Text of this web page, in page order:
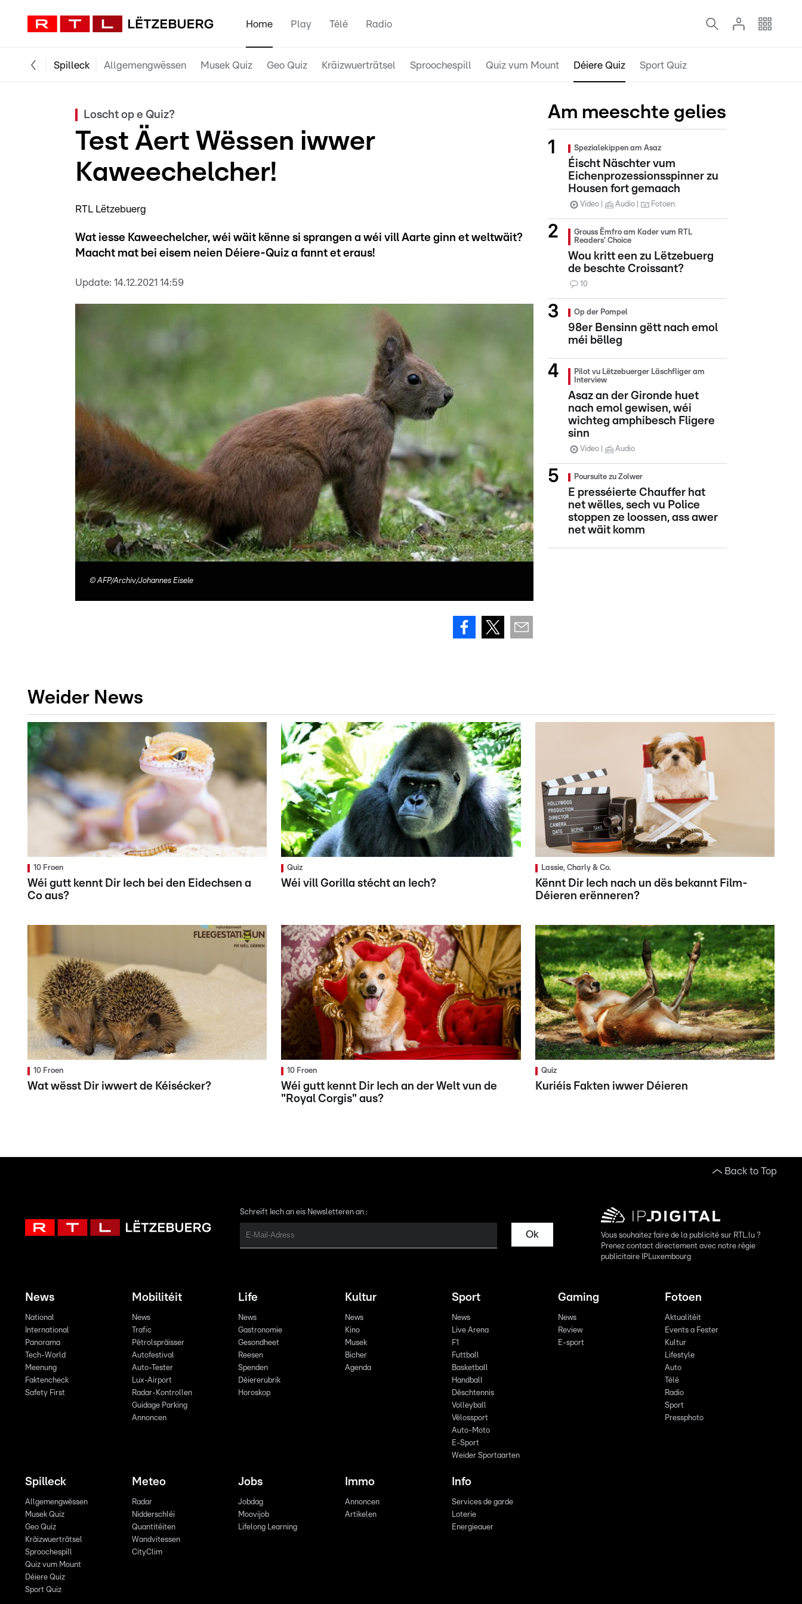
Home Play Télé Radio
Spilleck Allgemengwëssen Musek Quiz Geo Quiz Kräizwuerträtsel Sproochespill Quiz vum Mount Déiere Quiz Sport Quiz
Loscht op e Quiz?
Test Äert Wëssen iwwer
Kaweechelcher!
RTL Lëtzebuerg
Wat iesse Kaweechelcher, wéi wäit kënne si sprangen a wéi vill Aarte ginn et weltwäit?
Maacht mat bei eisem neien Déiere-Quiz a fannt et eraus!
Update: 14.12.2021 14:59
©AFP/Archiv/Johannes Eisele
Am meeschte gelies
Spezialekippen am Asaz
Éischt Näschter vum
Eichenprozessionsspinner zu
Housen fort gemaach
Video Audio Fotoen
Grouss Ëmfro am Kader vum RTL
Readers' Choice
Wou kritt een zu Lëtzebuerg
de beschte Croissant?
10
Op der Pompel
98er Bensinn gëtt nach emol
méi bëlleg
Pilot vu Lëtzebuerger Läschfliger am
Interview
Asaz an der Gironde huet
nach emol gewisen, wéi
wichteg amphibesch Fligere
sinn
Video Audio
Poursuite zu Zolwer
E presséierte Chauffer hat
net wëlles, sech vu Police
stoppen ze loossen, ass awer
net wäit komm
Weider News
10 Froen
Wéi gutt kennt Dir Iech bei den Eidechsen a
Co aus?
Quiz
Wéi vill Gorilla stécht an Iech?
Lassie, Charly & Co.
Kënnt Dir Iech nach un dës bekannt Film-
Déieren erënneren?
10 Froen
Wat wësst Dir iwwert de Kéisécker?
10 Froen
Wéi gutt kennt Dir Iech an der Welt vun de
"Royal Corgis" aus?
Quiz
Kuriéis Fakten iwwer Déieren
Back to Top
Schreift Iech an eis Newsletteren an :
Ok
Vous souhaitez faire de la publicité sur RTL.lu ?
Prenez contact directement avec notre régie
publicitaire IPLuxembourg
News
National
International
Panorama
Tech-World
Meenung
Faktencheck
Safety First
Mobilitéit
News
Trafic
Pëtrolspräisser
Autofestival
Auto-Tester
Lux-Airport
Radar-Kontrollen
Guidage Parking
Annoncen
Life
News
Gastronomie
Gesondheet
Reesen
Spenden
Déiererubrik
Horoskop
Kultur
News
Kino
Musek
Bicher
Agenda
Sport
News
Live Arena
F1
Futtball
Basketball
Handball
Dëschtennis
Volleyball
Vëlossport
Auto-Moto
E-Sport
Weider Sportaarten
Gaming
News
Review
E-sport
Fotoen
Aktualitéit
Events a Fester
Kultur
Lifestyle
Auto
Télé
Radio
Sport
Pressphoto
Spilleck
Allgemengwëssen
Musek Quiz
Geo Quiz
Kräizwuerträtsel
Sproochespill
Quiz vum Mount
Déiere Quiz
Sport Quiz
Meteo
Radar
Nidderschléi
Quantitéiten
Wandvitessen
CityClim
Jobs
Jobdag
Moovijob
Lifelong Learning
Immo
Annoncen
Artikelen
Info
Services de garde
Loterie
Energieauer